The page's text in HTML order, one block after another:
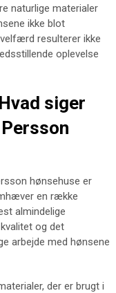
naturlige materialer
ikke blot
resulterer ikke
oplevelse
siger
hønsehuse er
en række
almindelige
og det
arbejde med hønsene
der er brugt i